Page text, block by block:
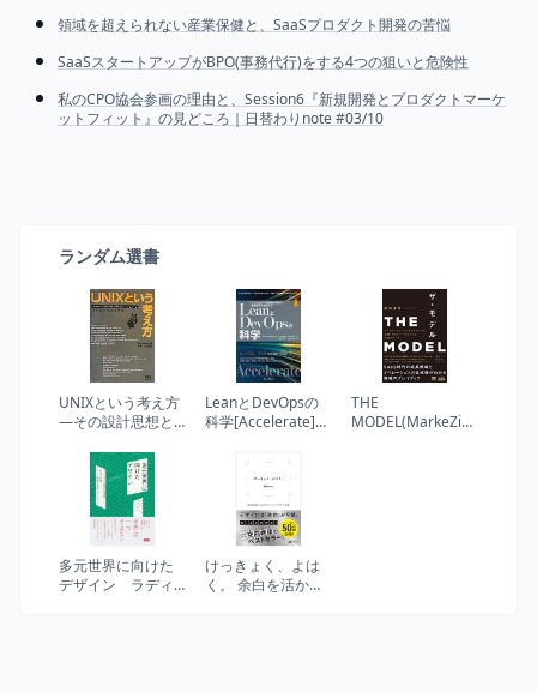
領域を超えられない産業保健と、SaaSプロダクト開発の苦悩
SaaSスタートアップがBPO(事務代行)をする4つの狙いと危険性
私のCPO協会参画の理由と、Session6『新規開発とプロダクトマーケ
ットフィット』の見どころ｜日替わりnote #03/10
ランダム選書
UNIXという考え方
―その設計思想と
LeanとDevOpsの
科学[Accelerate]
略的活用が組織変
革を加速する
(impress top gear)
THE
MODEL(MarkeZine
多元世界に向けた
デザイン ラディ
けっきょく、よは
く。 余白を活かし